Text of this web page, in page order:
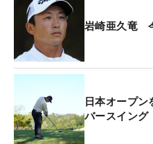
岩崎亜久竜
日本オープ
バースイング